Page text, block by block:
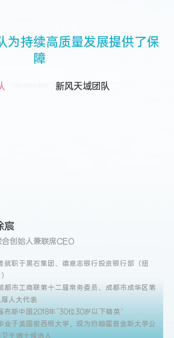
为持续高质量发展提供了保
障
新风天域团队
宸
合创始人兼联席CEO
就职于黑石集团、德意志银行投资银行部（纽
都市工商联第十二届常务委员、成都市成华区第
届人大代表
布斯中国2018年“30位30岁以下精英”
业于美国密西根大学，现为约翰霍普金斯大学公